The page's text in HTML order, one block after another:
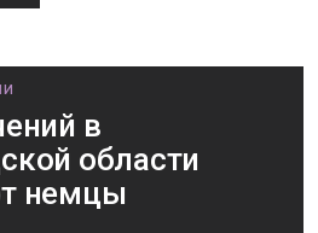
в
области
немцы